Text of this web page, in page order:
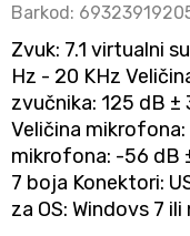
Barkod:
Zvuk: 7.1 virtualni
Hz - 20 KHz
zvučnika: 125 dB
Veličina
mikrofona: -56 dB
7 boja Konektori:
za OS: Windovs 7